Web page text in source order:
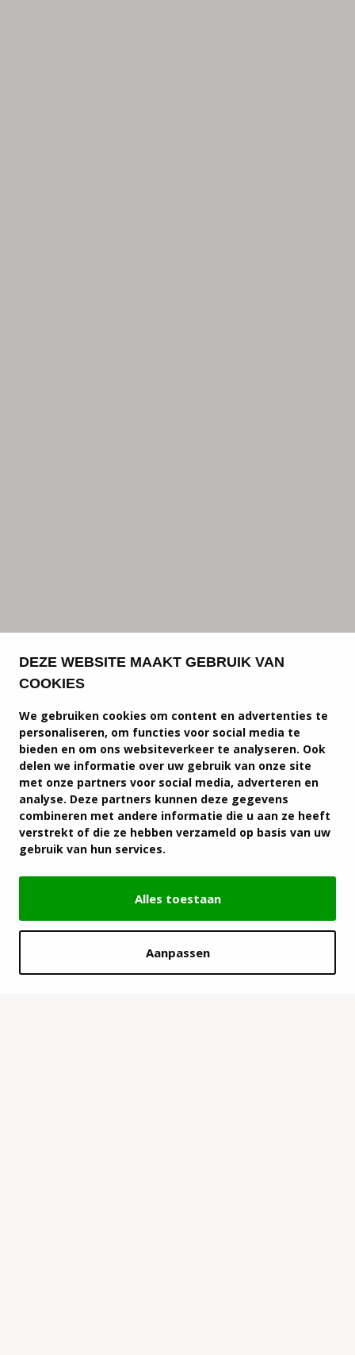
DEZE WEBSITE MAAKT GEBRUIK VAN
COOKIES
We gebruiken cookies om content en advertenties te
personaliseren, om functies voor social media te
bieden en om ons websiteverkeer te analyseren. Ook
delen we informatie over uw gebruik van onze site
met onze partners voor social media, adverteren en
analyse. Deze partners kunnen deze gegevens
combineren met andere informatie die u aan ze heeft
verstrekt of die ze hebben verzameld op basis van uw
gebruik van hun services.
Alles toestaan
Aanpassen